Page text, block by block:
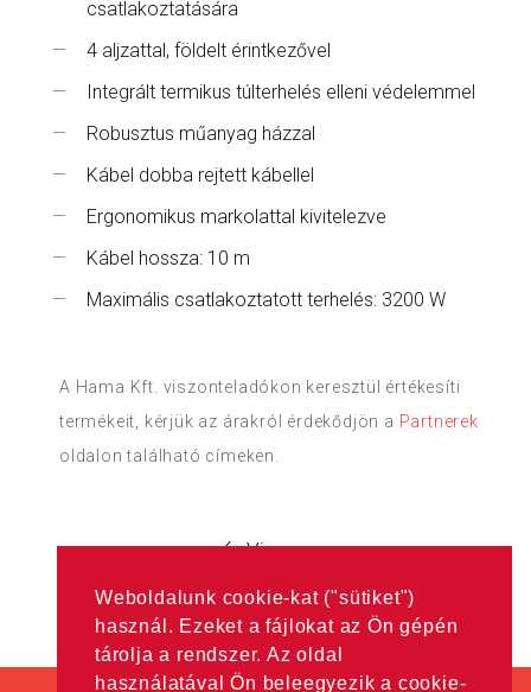
Weboldalunk cookie-kat ("sütiket")
használ. Ezeket a fájlokat az Ön gépén
tárolja a rendszer. Az oldal
használatával Ön beleegyezik a cookie-
csatlakoztatására
4 aljzattal, földelt érintkezővel
Integrált termikus túlterhelés elleni védelemmel
Robusztus műanyag házzal
Kábel dobba rejtett kábellel
Ergonomikus markolattal kivitelezve
Kábel hossza: 10 m
Maximális csatlakoztatott terhelés: 3200 W
A Hama Kft. viszonteladókon keresztül értékesíti
termékeit, kérjük az árakról érdekődjön a Partnerek
oldalon található címeken.
Vissza